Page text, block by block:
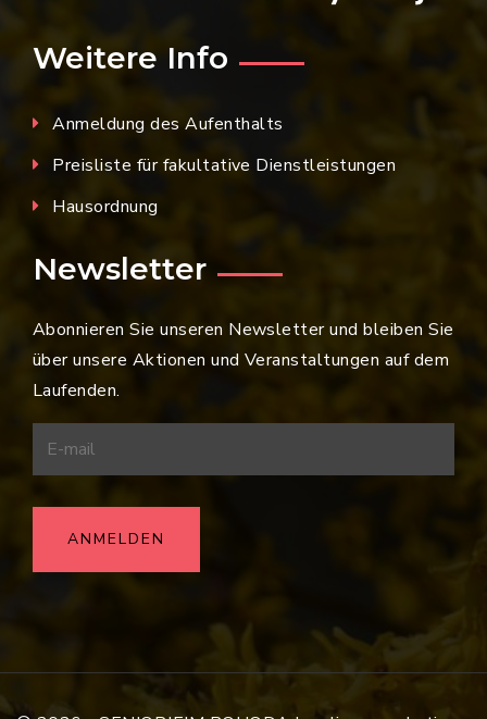
Weitere Info
Anmeldung des Aufenthalts
Preisliste für fakultative Dienstleistungen
Hausordnung
Newsletter
Abonnieren Sie unseren Newsletter und bleiben Sie
über unsere Aktionen und Veranstaltungen auf dem
Laufenden.